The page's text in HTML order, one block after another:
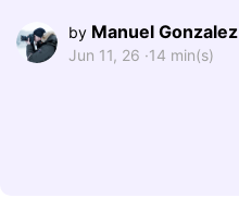
by Manuel Gonzalez
Jun 11, 26 ·14 min(s)